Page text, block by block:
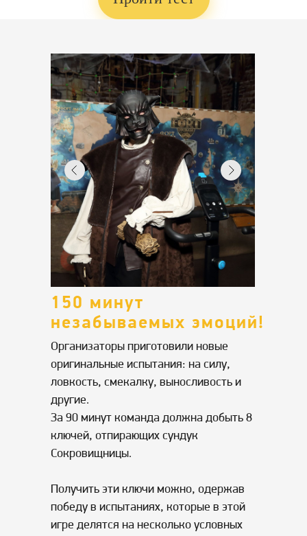
150 минут
незабываемых эмоций!
Организаторы приготовили новые
оригинальные испытания: на силу,
ловкость, смекалку, выносливость и
другие.
За 90 минут команда должна добыть 8
ключей, отпирающих сундук
Сокровищницы.
Получить эти ключи можно, одержав
победу в испытаниях, которые в этой
игре делятся на несколько условных